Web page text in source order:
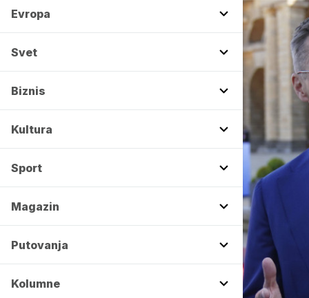
Evropa
Svet
Biznis
Kultura
Sport
Magazin
Putovanja
Kolumne